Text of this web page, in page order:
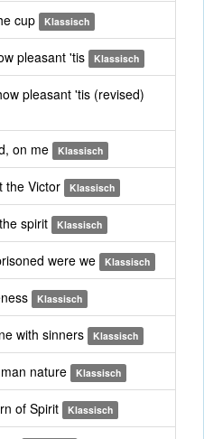
cup Klassisch
pleasant 'tis Klassisch
pleasant 'tis (revised)
on me Klassisch
the Victor Klassisch
spirit Klassisch
were we Klassisch
Klassisch
with sinners Klassisch
nature Klassisch
of Spirit Klassisch